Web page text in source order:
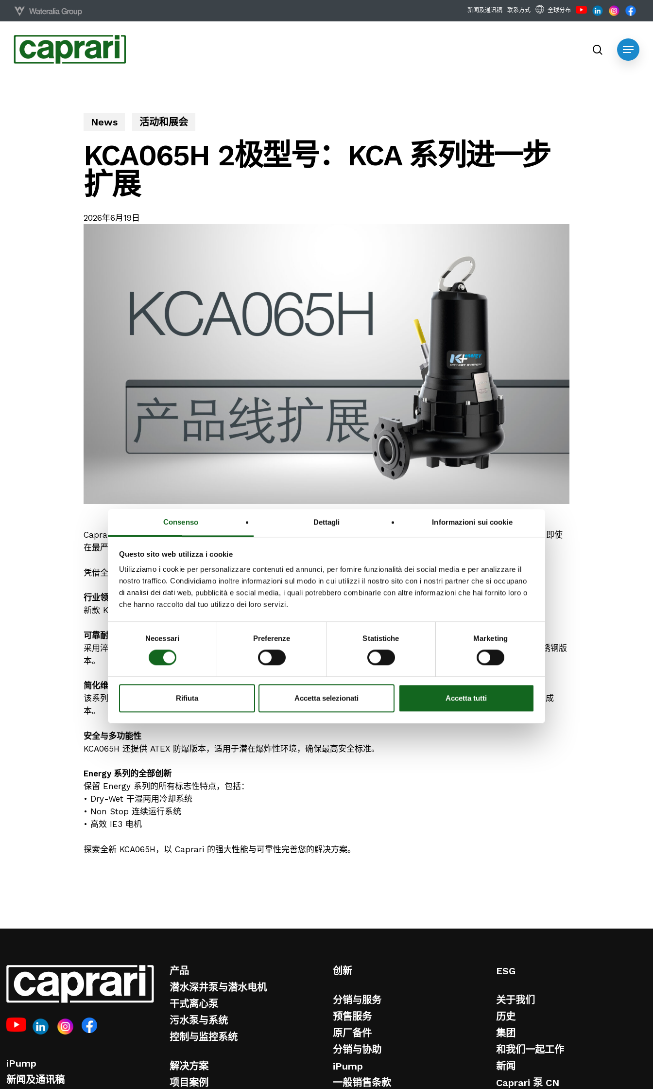
Consenso Dettagli Informazioni sui cookie
Questo sito web utilizza i cookie
Utilizziamo i cookie per personalizzare contenuti ed annunci, per fornire funzionalità dei social media e per analizzare il
nostro traffico. Condividiamo inoltre informazioni sul modo in cui utilizzi il nostro sito con i nostri partner che si occupano
di analisi dei dati web, pubblicità e social media, i quali potrebbero combinarle con altre informazioni che hai fornito loro o
che hanno raccolto dal tuo utilizzo dei loro servizi.
del
consenso
Necessari Preferenze Statistiche Marketing
Rifiuta Accetta selezionati Accetta tutti
Skip
content
新闻及通讯稿 联系方式 全球分布
Menu
search
News 活动和展会
KCA065H 2极型号：KCA 系列进一步
扩展
2026年6月19日
Caprari 持续创新，推出全新 KCA065H 2极型号，进一步扩展KCA 系列。这一解决方案专为确保高性能和卓越可靠性而设计，即使
在最严苛的应用环境中亦表现出色。
凭借全新的配置，KCA 系列更加全面，能够更精准地满足市场需求。
行业领先性能，更高效率
新款 KCA065H 的核心是其高效叶轮，可实现卓越效率。该设计旨在优化能源消耗并最大化运行性能。
可靠耐用，经久不衰
采用淬火处理的铸铁叶轮，具备出色的耐磨性，使泵在严苛工况和高强度使用中依然表现稳定。同时提供 AISI 316 精密铸造不锈钢版
本。
简化维护的先进技术
该系列配备 Caprari 专利的 fixing system（调节系统），可在不到一分钟内完成叶轮间隙调节，从而有效减少停机时间和维护成
本。
安全与多功能性
KCA065H 还提供 ATEX 防爆版本，适用于潜在爆炸性环境，确保最高安全标准。
Energy 系列的全部创新
保留 Energy 系列的所有标志性特点，包括：
• Dry-Wet 干湿两用冷却系统
• Non Stop 连续运行系统
• 高效 IE3 电机
探索全新 KCA065H，以 Caprari 的强大性能与可靠性完善您的解决方案。
iPump
新闻及通讯稿
产品
潜水深井泵与潜水电机
干式离心泵
污水泵与系统
控制与监控系统
解决方案
项目案例
创新
分销与服务
预售服务
原厂备件
分销与协助
iPump
一般销售条款
ESG
关于我们
历史
集团
和我们一起工作
新闻
Caprari 泵 CN